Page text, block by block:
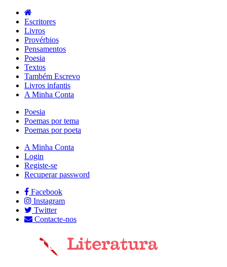
Escritores
Livros
Provérbios
Pensamentos
Poesia
Textos
Também Escrevo
Livros infantis
A Minha Conta
Poesia
Poemas por tema
Poemas por poeta
A Minha Conta
Login
Registe-se
Recuperar password
Facebook
Instagram
Twitter
Contacte-nos